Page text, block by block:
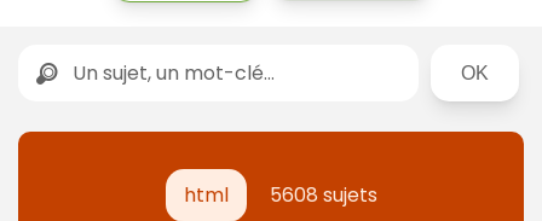
Rechercher
html 5608 sujets